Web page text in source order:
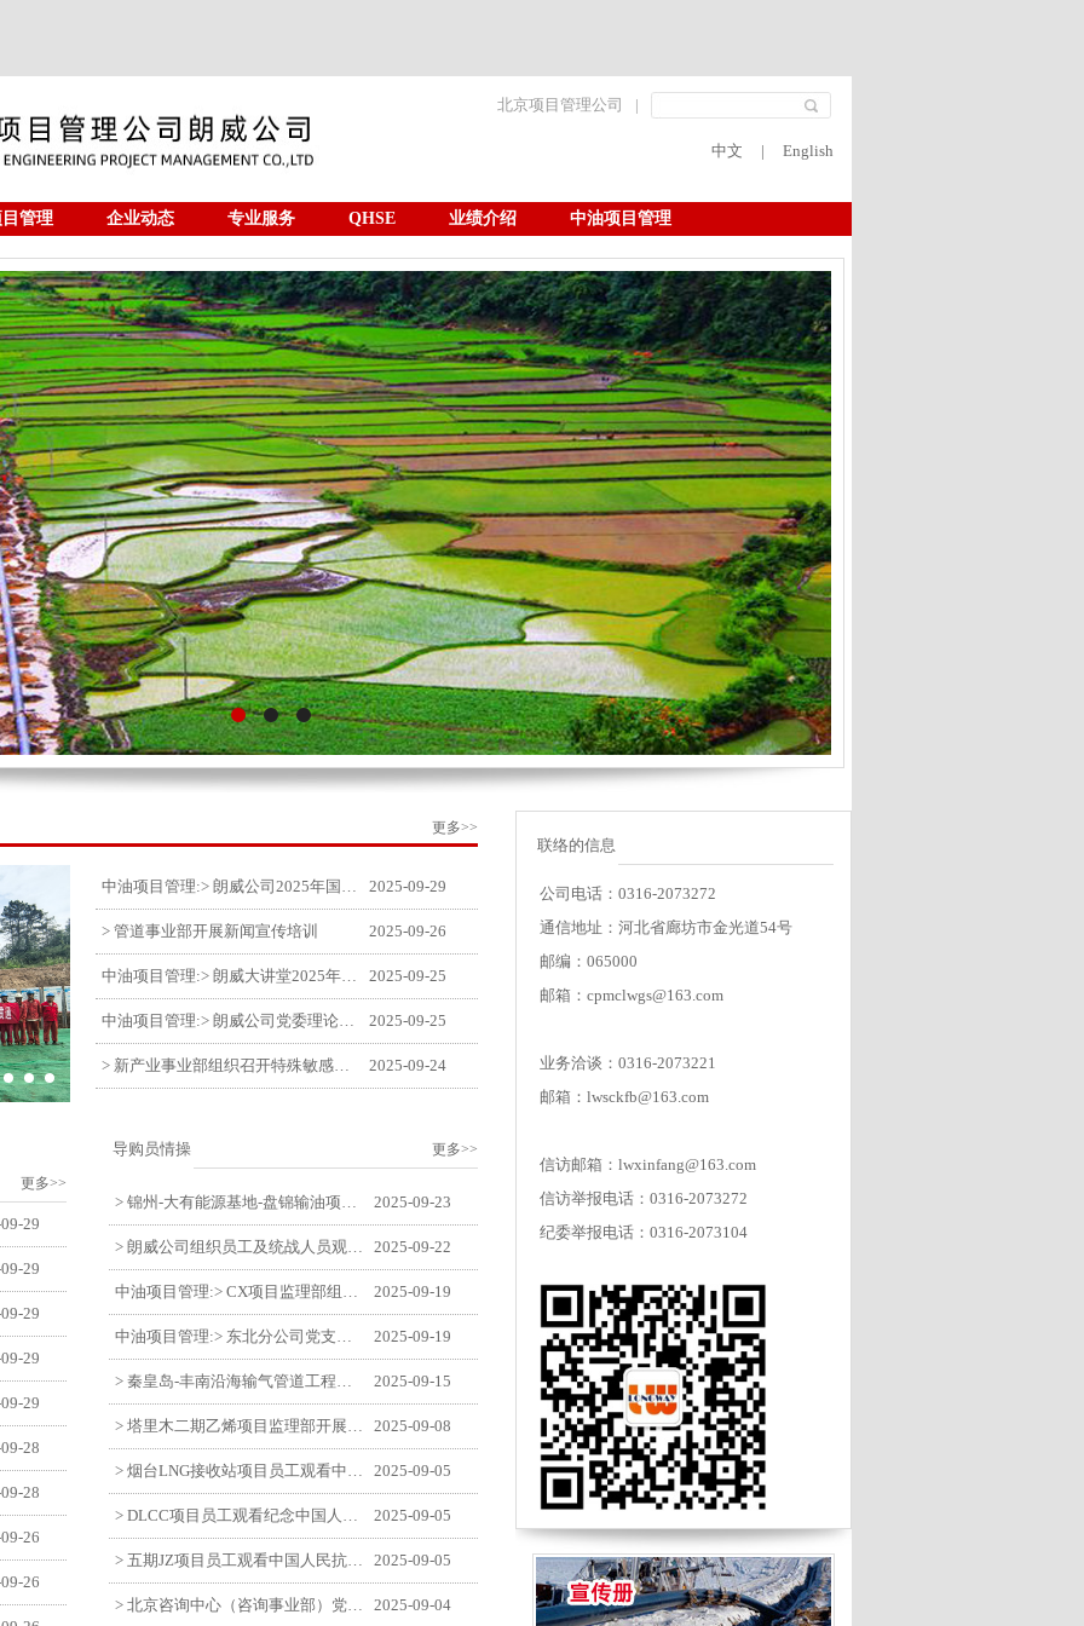
北京项目管理公司 |
中文 | English
管理 企业动态 专业服务 QHSE 业绩介绍 中油项目管理
更多>>
2025-09-29
> 管道事业部开展新闻宣传培训 2025-09-26
2025-09-25
2025-09-25
2025-09-24
更多>>
29
29
29
29
29
28
28
26
26
导购员情操 更多>>
2025-09-23
2025-09-22
2025-09-19
2025-09-19
2025-09-15
2025-09-08
2025-09-05
2025-09-05
2025-09-05
2025-09-04
联络的信息
公司电话：0316-2073272
通信地址：河北省廊坊市金光道54号
邮编：065000
邮箱：cpmclwgs@163.com
业务洽谈：0316-2073221
邮箱：lwsckfb@163.com
信访邮箱：lwxinfang@163.com
信访举报电话：0316-2073272
纪委举报电话：0316-2073104